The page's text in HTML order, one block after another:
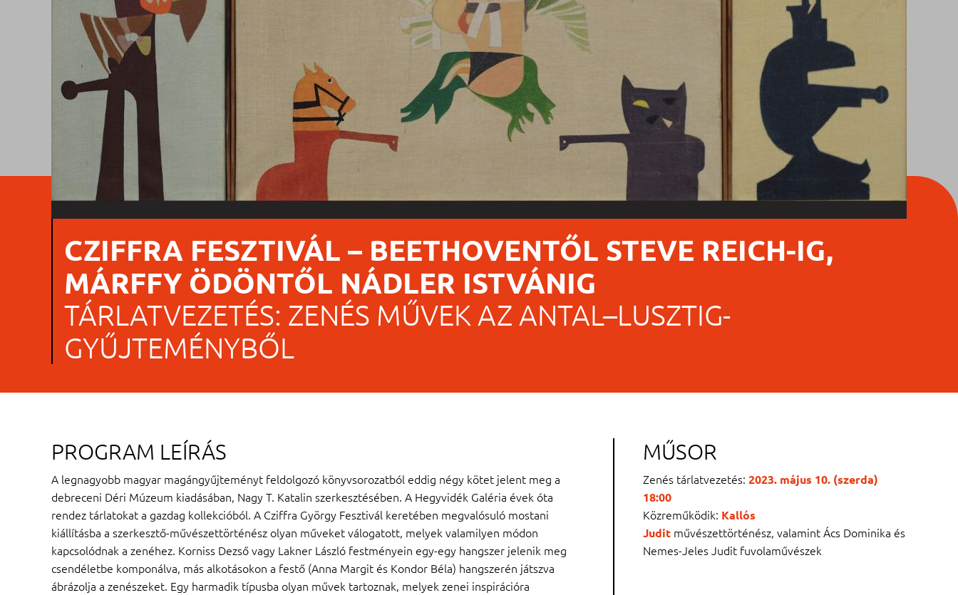
CZIFFRA FESZTIVÁL – BEETHOVENTŐL STEVE REICH-IG,
MÁRFFY ÖDÖNTŐL NÁDLER ISTVÁNIG
TÁRLATVEZETÉS: ZENÉS MŰVEK AZ ANTAL–LUSZTIG-
GYŰJTEMÉNYBŐL
PROGRAM LEÍRÁS
A legnagyobb magyar magángyűjteményt feldolgozó könyvsorozatból eddig négy kötet jelent meg a
debreceni Déri Múzeum kiadásában, Nagy T. Katalin szerkesztésében. A Hegyvidék Galéria évek óta
rendez tárlatokat a gazdag kollekcióból. A Cziffra György Fesztivál keretében megvalósuló mostani
kiállításba a szerkesztő-művészettörténész olyan műveket válogatott, melyek valamilyen módon
kapcsolódnak a zenéhez. Korniss Dezső vagy Lakner László festményein egy-egy hangszer jelenik meg
csendéletbe komponálva, más alkotásokon a festő (Anna Margit és Kondor Béla) hangszerén játszva
ábrázolja a zenészeket. Egy harmadik típusba olyan művek tartoznak, melyek zenei inspirációra
MŰSOR
Zenés tárlatvezetés: 2023. május 10. (szerda)
18:00
Közreműködik: Kallós
Judit művészettörténész, valamint Ács Dominika és
Nemes-Jeles Judit fuvolaművészek